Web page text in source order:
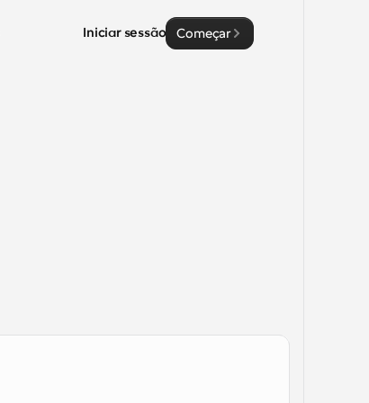
Iniciar sessão Começar